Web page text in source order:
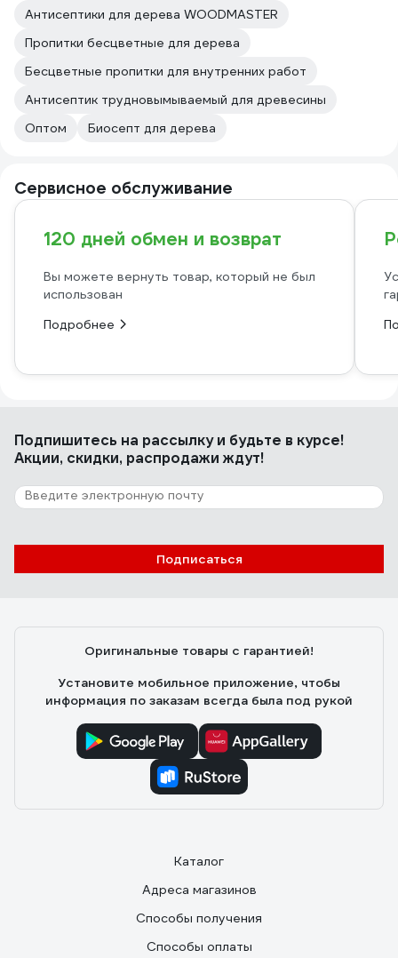
Антисептики для дерева WOODMASTER
Пропитки бесцветные для дерева
Бесцветные пропитки для внутренних работ
Антисептик трудновымываемый для древесины
Оптом
Биосепт для дерева
Сервисное обслуживание
120 дней обмен и возврат
Вы можете вернуть товар, который не был
использован
Подробнее
Подпишитесь на рассылкуи будьте в курсе!
Акции, скидки, распродажи ждут!
Подписаться
Оригинальные товары с гарантией!
Установите мобильное приложение, чтобы
информация по заказам всегда была под рукой
Каталог
Адреса магазинов
Способы получения
Способы оплаты